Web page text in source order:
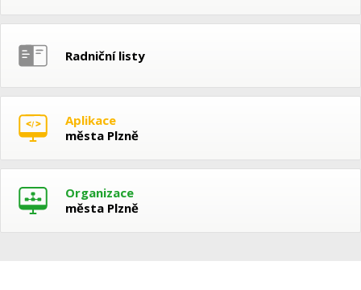
Radniční listy
Aplikace
města Plzně
Organizace
města Plzně